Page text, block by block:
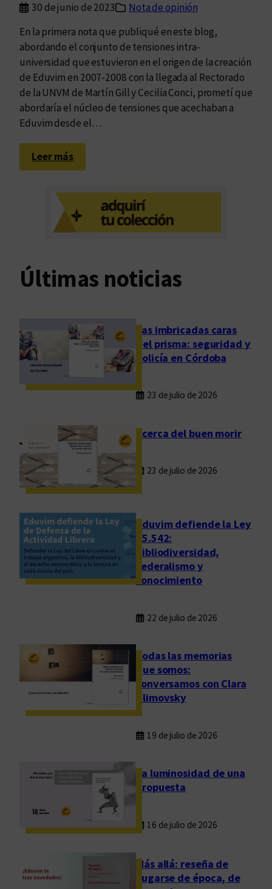
30 de junio de 2023
Nota de opinión
En la primera nota que publiqué en este blog,
abordando el conjunto de tensiones intra-
universidad que estuvieron en el origen de la creación
de Eduvim en 2007-2008 con la llegada al Rectorado
de la UNVM de Martín Gill y Cecilia Conci, prometí que
abordaría el núcleo de tensiones que acechaban a
Eduvim desde el…
Leer más:
D
d
e
i
e
Últimas noticias
Las imbricadas caras
del prisma: seguridad y
policía en Córdoba
23 de julio de 2026
Acerca del buen morir
23 de julio de 2026
Eduvim defiende la Ley
25.542:
bibliodiversidad,
federalismo y
conocimiento
22 de julio de 2026
Todas las memorias
que somos:
conversamos con Clara
Klimovsky
19 de julio de 2026
La luminosidad de una
propuesta
16 de julio de 2026
Más allá: reseña de
Fugarse de época, de